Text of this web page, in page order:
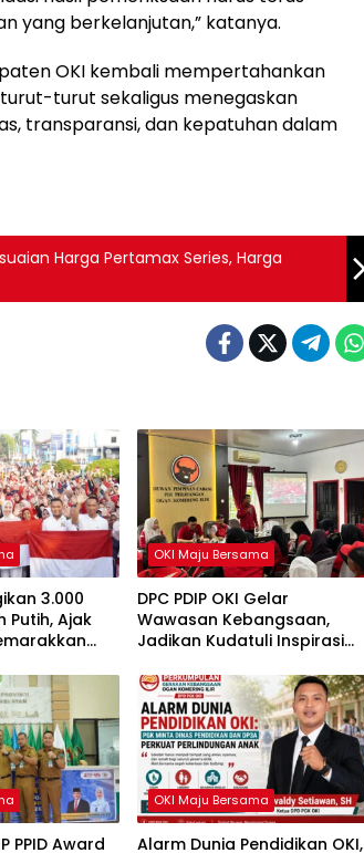
yang berkelanjutan,” katanya.
OKI kembali mempertahankan
turut sekaligus menegaskan
transparansi, dan kepatuhan dalam
Harga Pertamax Series, Harga
3.000
Putih, Ajak
OKI Maju Bersama
DPC PDIP OKI Gelar
Wawasan Kebangsaan,
Jadikan Kudatuli Inspirasi
PPID Award
OKI Maju Bersama
Alarm Dunia Pendidikan OKI,